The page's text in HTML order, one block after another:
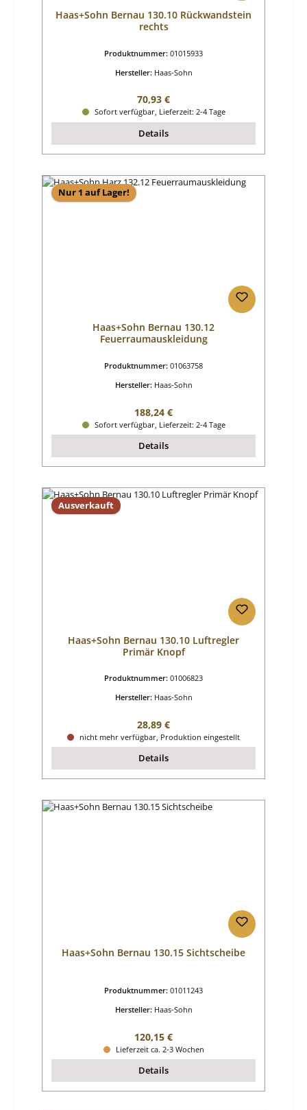
Haas+Sohn Bernau 130.10 Rückwandstein
rechts
Produktnummer: 01015933
Hersteller: Haas-Sohn
Regulärer Preis:
70,93 €
Sofort verfügbar, Lieferzeit: 2-4 Tage
Details
Nur 1 auf Lager!
Haas+Sohn Bernau 130.12
Feuerraumauskleidung
Produktnummer: 01063758
Hersteller: Haas-Sohn
Regulärer Preis:
188,24 €
Sofort verfügbar, Lieferzeit: 2-4 Tage
Details
Ausverkauft
Haas+Sohn Bernau 130.10 Luftregler
Primär Knopf
Produktnummer: 01006823
Hersteller: Haas-Sohn
Regulärer Preis:
28,89 €
nicht mehr verfügbar, Produktion eingestellt
Details
Haas+Sohn Bernau 130.15 Sichtscheibe
Produktnummer: 01011243
Hersteller: Haas-Sohn
Regulärer Preis:
120,15 €
Lieferzeit ca. 2-3 Wochen
Details